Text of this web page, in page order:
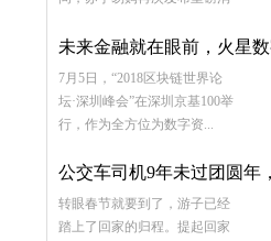
未来金融就在眼前，火星
荣获“2018年度区块链创新
7月5日，“2018区块链世界论
坛·深圳峰会”在深圳京基100举
行，作为全方位为数字资...
公交车司机9年未过团圆年
助其实现心愿
转眼春节就要到了，游子已经
踏上了回家的归程。提起回家